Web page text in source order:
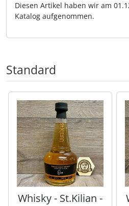
Diesen Artikel haben wir am
Katalog aufgenommen.
Standard
Es folgt ein Produktslider -
Whisky - St.Kilian -